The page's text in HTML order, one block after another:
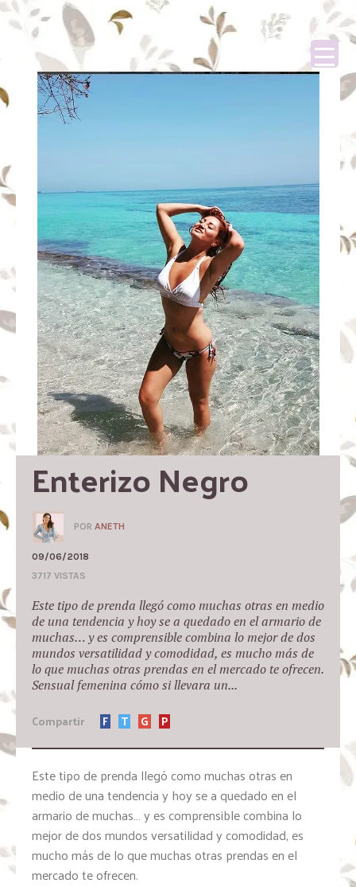
Enterizo Negro
POR ANETH
09/06/2018
3717 VISTAS
Este tipo de prenda llegó como muchas otras en medio
de una tendencia y hoy se a quedado en el armario de
muchas… y es comprensible combina lo mejor de dos
mundos versatilidad y comodidad, es mucho más de
lo que muchas otras prendas en el mercado te ofrecen.
Sensual femenina cómo si llevara un...
Compartir F T G P
Este tipo de prenda llegó como muchas otras en
medio de una tendencia y hoy se a quedado en el
armario de muchas… y es comprensible combina lo
mejor de dos mundos versatilidad y comodidad, es
mucho más de lo que muchas otras prendas en el
mercado te ofrecen.